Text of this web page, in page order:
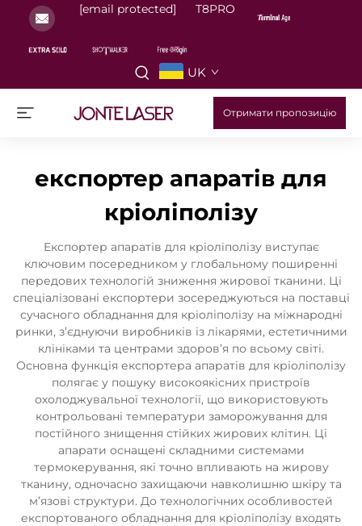
[email protected] T8PRO
UK
Отримати пропозицію
експортер апаратів для
кріоліполізу
Експортер апаратів для кріоліполізу виступає
ключовим посередником у глобальному поширенні
передових технологій зниження жирової тканини. Ці
спеціалізовані експортери зосереджуються на поставці
сучасного обладнання для кріоліполізу на міжнародні
ринки, з’єднуючи виробників із лікарями, естетичними
клініками та центрами здоров’я по всьому світі.
Основна функція експортера апаратів для кріоліполізу
полягає у пошуку високоякісних пристроїв
охолоджувальної технології, що використовують
контрольовані температури заморожування для
постійного знищення стійких жирових клітин. Ці
апарати оснащені складними системами
термокерування, які точно впливають на жирову
тканину, одночасно захищаючи навколишню шкіру та
м’язові структури. До технологічних особливостей
експортованого обладнання для кріоліполізу входять